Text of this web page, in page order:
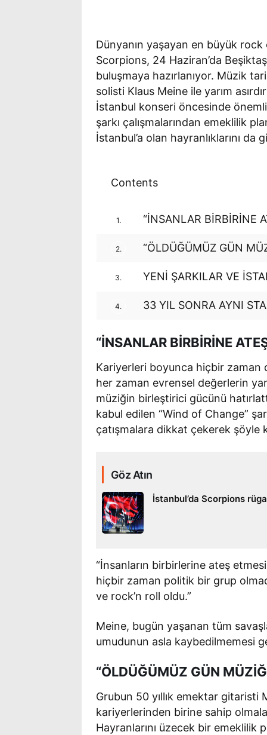
Dünyanın yaşayan en büyük
Scorpions, 24 Haziran’da
buluşmaya hazırlanıyor. Müzik
solisti Klaus Meine ile yarım
İstanbul konseri öncesinde
şarkı çalışmalarından emeklilik
İstanbul’a olan hayranlıklarını da
Contents
1. “İNSANLAR BİRBİRİNE
2. “ÖLDÜĞÜMÜZ GÜN
3. YENİ ŞARKILAR VE
4. 33 YIL SONRA AYNI
“İNSANLAR BİRBİRİNE
Kariyerleri boyunca hiçbir
her zaman evrensel değerlerin
müziğin birleştirici gücünü
kabul edilen “Wind of Change”
çatışmalara dikkat çekerek şöyle
Göz Atın
İstanbul’da Scorpions
“İnsanların birbirlerine ateş
hiçbir zaman politik bir grup
ve rock’n roll oldu.”
Meine, bugün yaşanan tüm
umudunun asla kaybedilmemesi
“ÖLDÜĞÜMÜZ GÜN
Grubun 50 yıllık emektar
kariyerlerinden birine sahip
Hayranlarını üzecek bir emeklilik